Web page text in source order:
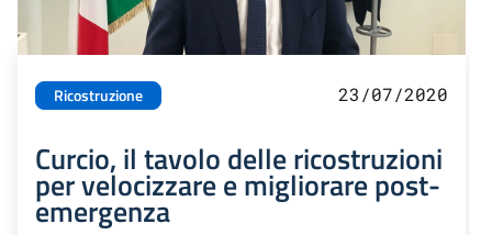
Ricostruzione 23/07/2020
Curcio, il tavolo delle ricostruzioni
per velocizzare e migliorare post-
emergenza